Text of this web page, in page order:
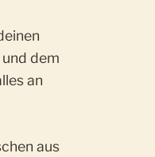
dem
an
aus